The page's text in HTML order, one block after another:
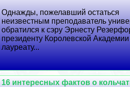
Однажды, пожелавший остаться
неизвестным преподаватель
обратился к сэру Эрнесту
президенту Королевской Академии
лауреату...
16 интересных фактов о